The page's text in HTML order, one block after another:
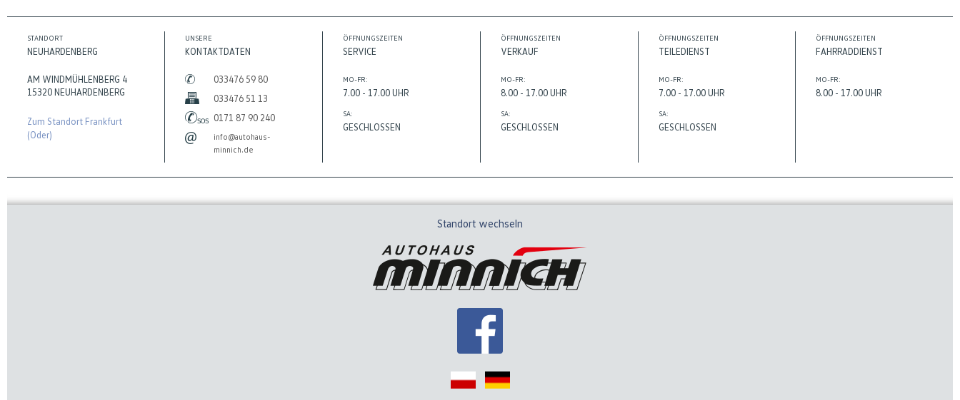
STANDORT
NEUHARDENBERG
AM WINDMÜHLENBERG 4
15320 NEUHARDENBERG
Zum Standort Frankfurt
(Oder)
UNSERE
KONTAKTDATEN
033476 59 80
033476 51 13
0171 87 90 240
info@autohaus-
minnich.de
ÖFFNUNGSZEITEN
SERVICE
MO-FR:
7.00 - 17.00 UHR
SA:
GESCHLOSSEN
ÖFFNUNGSZEITEN
VERKAUF
MO-FR:
8.00 - 17.00 UHR
SA:
GESCHLOSSEN
ÖFFNUNGSZEITEN
TEILEDIENST
MO-FR:
7.00 - 17.00 UHR
SA:
GESCHLOSSEN
ÖFFNUNGSZEITEN
FAHRRADDIENST
MO-FR:
8.00 - 17.00 UHR
Standort wechseln